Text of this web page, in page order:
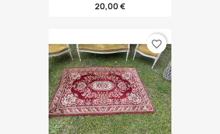
20,00 €
favorite_border